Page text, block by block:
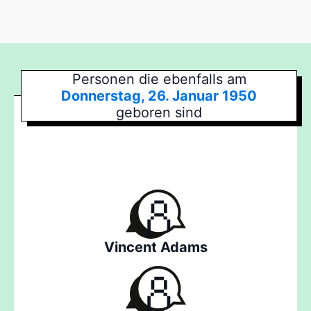
Personen die ebenfalls am
Donnerstag, 26. Januar 1950
geboren sind
Vincent Adams